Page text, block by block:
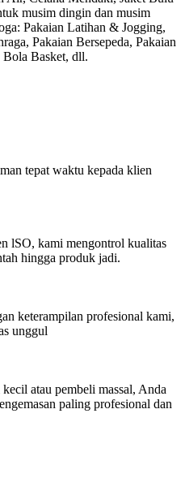
musim dingin dan musim
Pakaian Latihan & Jogging,
Pakaian Bersepeda, Pakaian
Bola Basket, dll.
tepat waktu kepada klien
lSO, kami mengontrol kualitas
hingga produk jadi.
keterampilan profesional kami,
unggul
atau pembeli massal, Anda
paling profesional dan